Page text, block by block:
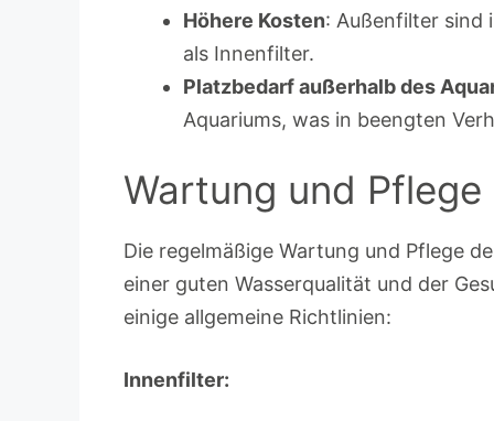
Höhere Kosten: Außenfilter sind
als Innenfilter.
Platzbedarf außerhalb des
Aquariums, was in beengten
Wartung und Pflege
Die regelmäßige Wartung und Pflege
einer guten Wasserqualität und der
einige allgemeine Richtlinien:
Innenfilter: